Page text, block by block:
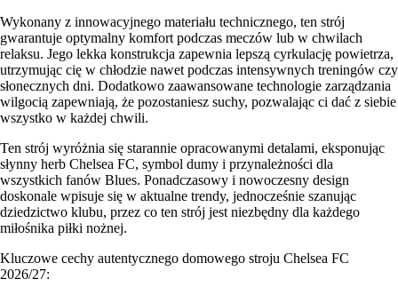
Wykonany z innowacyjnego materiału technicznego, ten strój
gwarantuje optymalny komfort podczas meczów lub w chwilach
relaksu. Jego lekka konstrukcja zapewnia lepszą cyrkulację powietrza,
utrzymując cię w chłodzie nawet podczas intensywnych treningów czy
słonecznych dni. Dodatkowo zaawansowane technologie zarządzania
wilgocią zapewniają, że pozostaniesz suchy, pozwalając ci dać z siebie
wszystko w każdej chwili.
Ten strój wyróżnia się starannie opracowanymi detalami, eksponując
słynny herb Chelsea FC, symbol dumy i przynależności dla
wszystkich fanów Blues. Ponadczasowy i nowoczesny design
doskonale wpisuje się w aktualne trendy, jednocześnie szanując
dziedzictwo klubu, przez co ten strój jest niezbędny dla każdego
miłośnika piłki nożnej.
Kluczowe cechy autentycznego domowego stroju Chelsea FC
2026/27: